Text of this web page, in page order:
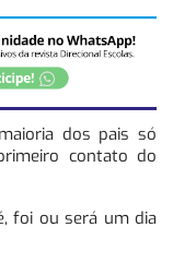
dos pais só
contato do
foi ou será um dia